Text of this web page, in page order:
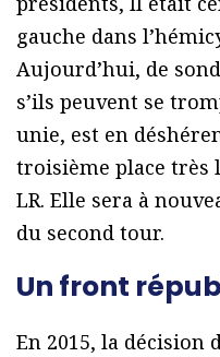
gauche dans
Aujourd’hui, de
s’ils peuvent se
unie, est en
troisième place très
LR. Elle sera à
du second tour.
Un front
En 2015, la décision